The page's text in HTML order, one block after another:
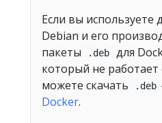
Если вы используете
Debian и его
пакеты
.deb
для
который не
можете скачать
.deb
Docker.